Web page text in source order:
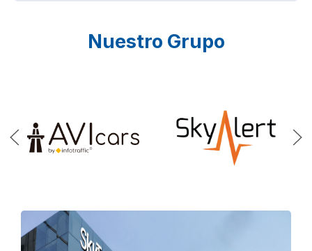
Nuestro Grupo